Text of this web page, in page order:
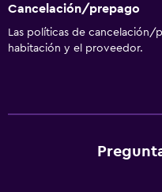
Para no fumadores
Almohada sin plumas
Inodoro con barras de
Servicios y facilidades
Cancelación/prepago
Las políticas de cancelación/
habitación y el proveedor.